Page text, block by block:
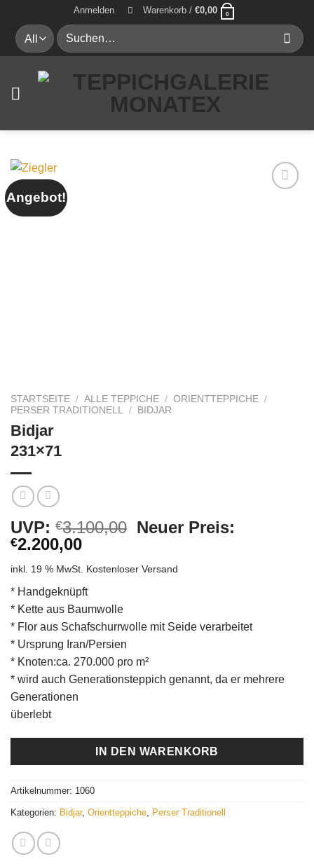
Inhalt
springen
Anmelden Warenkorb / €0,00 0
Suche
nach:
Angebot!
STARTSEITE / ALLE TEPPICHE / ORIENTTEPPICHE /
PERSER TRADITIONELL
/ BIDJAR
Bidjar
231×71
UVP: €3.100,00 Ursprünglicher
€3.100,00
Neuer Preis:
€2.200,00Aktueller
ist:
€2.200,00.
inkl. 19 % MwSt. Kostenloser Versand
* Handgeknüpft
* Kette aus Baumwolle
* Flor aus Schafschurrwolle mit Seide verarbeitet
* Ursprung Iran/Persien
* Knoten:ca. 270.000 pro m²
* wird auch Generationsteppich genannt, da er mehrere
Generationen
überlebt
IN DEN WARENKORB
Artikelnummer: 1060
Kategorien: Bidjar, Orientteppiche Perser Traditionell